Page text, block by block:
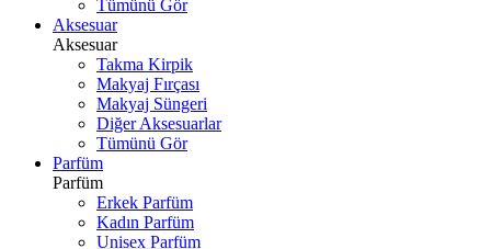
Tümünü Gör
Aksesuar
Aksesuar
Takma Kirpik
Makyaj Fırçası
Makyaj Süngeri
Diğer Aksesuarlar
Tümünü Gör
Parfüm
Parfüm
Erkek Parfüm
Kadın Parfüm
Unisex Parfüm